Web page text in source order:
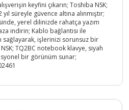
keyfini çıkarın; Toshiba NSK;
süreyle güvence altına alınmıştır;
yerel dilinizde rahatça yazım
indirin; Kablo bağlantısı ile
sağlayarak, işlerinizi sorunsuz bir
TQ2BC notebook klavye, siyah
bir görünüm sunar;